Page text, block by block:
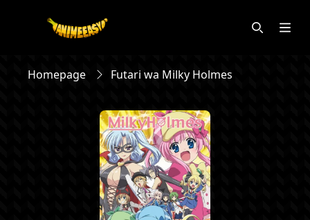
Homepage Futari wa Milky Holmes